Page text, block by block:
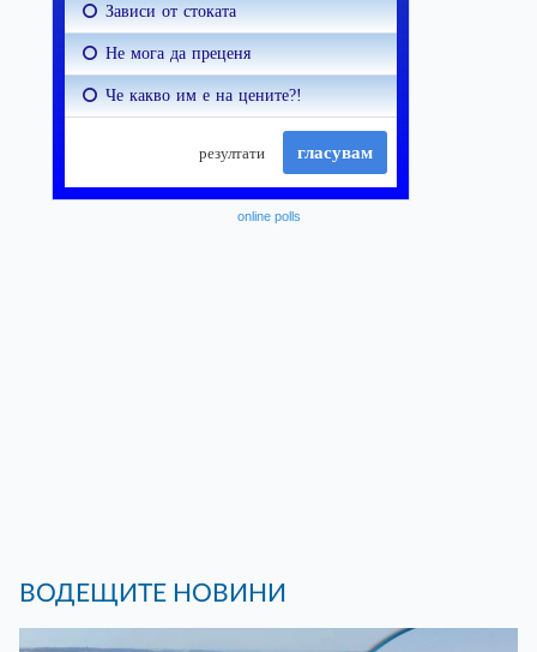
online polls
ВОДЕЩИТЕ НОВИНИ